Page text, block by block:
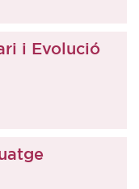
i Evolució